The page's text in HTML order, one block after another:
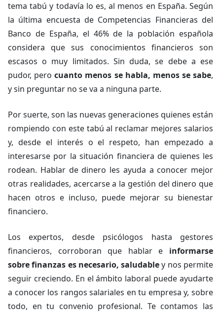
tema tabú y todavía lo es, al menos en España. Según
la última encuesta de Competencias Financieras del
Banco de España, el 46% de la población española
considera que sus conocimientos financieros son
escasos o muy limitados. Sin duda, se debe a ese
pudor, perocuanto menos se habla, menos se sabe,
y sin preguntar no se va a ninguna parte.
Por suerte, son las nuevas generaciones quienes están
rompiendo con este tabú al reclamar mejores salarios
y, desde el interés o el respeto, han empezado a
interesarse por la situación financiera de quienes les
rodean. Hablar de dinero les ayuda a conocer mejor
otras realidades, acercarse a la gestión del dinero que
hacen otros e incluso, puede mejorar su bienestar
financiero.
Los expertos, desde psicólogos hasta gestores
financieros, corroboran que hablar e informarse
sobre finanzas es necesario, saludabley nos permite
seguir creciendo. En el ámbito laboral puede ayudarte
a conocer los rangos salariales en tu empresa y, sobre
todo, en tu convenio profesional. Te contamos las